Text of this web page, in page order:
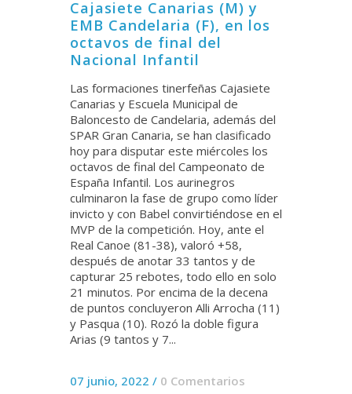
Cajasiete Canarias (M) y
EMB Candelaria (F), en los
octavos de final del
Nacional Infantil
Las formaciones tinerfeñas Cajasiete
Canarias y Escuela Municipal de
Baloncesto de Candelaria, además del
SPAR Gran Canaria, se han clasificado
hoy para disputar este miércoles los
octavos de final del Campeonato de
España Infantil. Los aurinegros
culminaron la fase de grupo como líder
invicto y con Babel convirtiéndose en el
MVP de la competición. Hoy, ante el
Real Canoe (81-38), valoró +58,
después de anotar 33 tantos y de
capturar 25 rebotes, todo ello en solo
21 minutos. Por encima de la decena
de puntos concluyeron Alli Arrocha (11)
y Pasqua (10). Rozó la doble figura
Arias (9 tantos y 7...
07 junio, 2022 / 0 Comentarios